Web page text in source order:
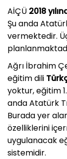
AİÇÜ 2018
Şu anda
vermektedir.
Ağrı İbrahim
eğitim dili
yoktur, eğitim
anda Atatürk
Burada yer
özelliklerini
uygulanacak
sistemidir.